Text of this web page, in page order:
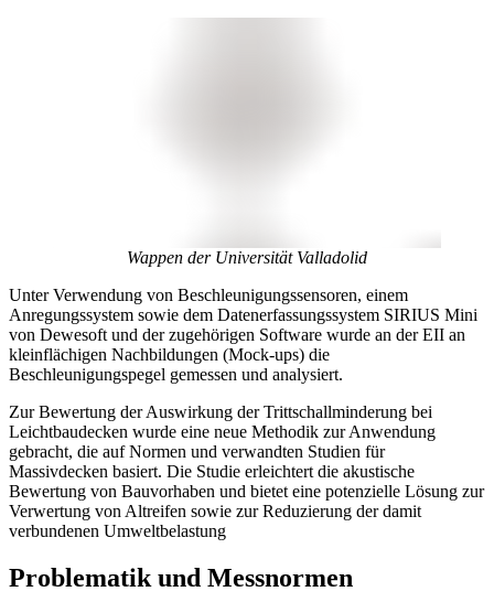
Wappen der Universität Valladolid
Unter Verwendung von Beschleunigungssensoren, einem
Anregungssystem sowie dem Datenerfassungssystem SIRIUS Mini
von Dewesoft und der zugehörigen Software wurde an der EII an
kleinflächigen Nachbildungen (Mock-ups) die
Beschleunigungspegel gemessen und analysiert.
Zur Bewertung der Auswirkung der Trittschallminderung bei
Leichtbaudecken wurde eine neue Methodik zur Anwendung
gebracht, die auf Normen und verwandten Studien für
Massivdecken basiert. Die Studie erleichtert die akustische
Bewertung von Bauvorhaben und bietet eine potenzielle Lösung zur
Verwertung von Altreifen sowie zur Reduzierung der damit
verbundenen Umweltbelastung
Problematik und Messnormen